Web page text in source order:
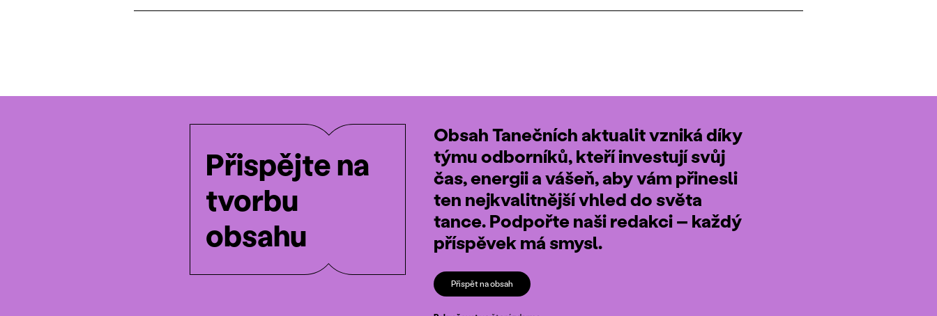
Přispějte na
tvorbu
obsahu
Obsah Tanečních aktualit vzniká díky
týmu odborníků, kteří investují svůj
čas, energii a vášeň, aby vám přinesli
ten nejkvalitnější vhled do světa
tance. Podpořte naši redakci – každý
příspěvek má smysl.
Přispět na obsah